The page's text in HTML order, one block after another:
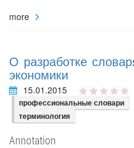
more
О разработке
экономики
15.01.2015
профессиональные словари
терминология
Annotation